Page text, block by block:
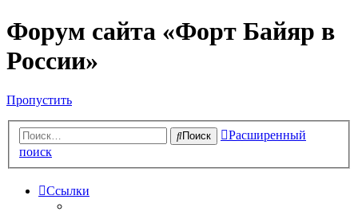
Форум сайта «Форт Байяр в
России»
Пропустить
Поиск
Расширенный
поиск
Ссылки